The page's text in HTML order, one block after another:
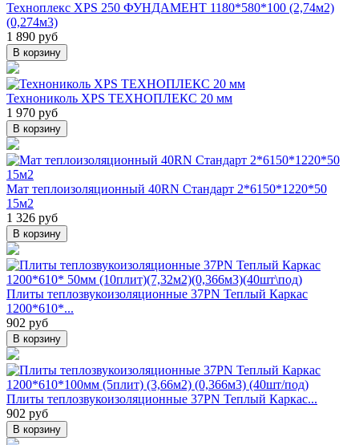
Техноплекс XPS 250 ФУНДАМЕНТ 1180*580*100 (2,74м2)
(0,274м3)
1 890 руб
В корзину
Технониколь XPS ТЕХНОПЛЕКС 20 мм
1 970 руб
В корзину
Мат теплоизоляционный 40RN Стандарт 2*6150*1220*50
15м2
1 326 руб
В корзину
Плиты теплозвукоизоляционные 37PN Теплый Каркас
1200*610*...
902 руб
В корзину
Плиты теплозвукоизоляционные 37PN Теплый Каркас...
902 руб
В корзину